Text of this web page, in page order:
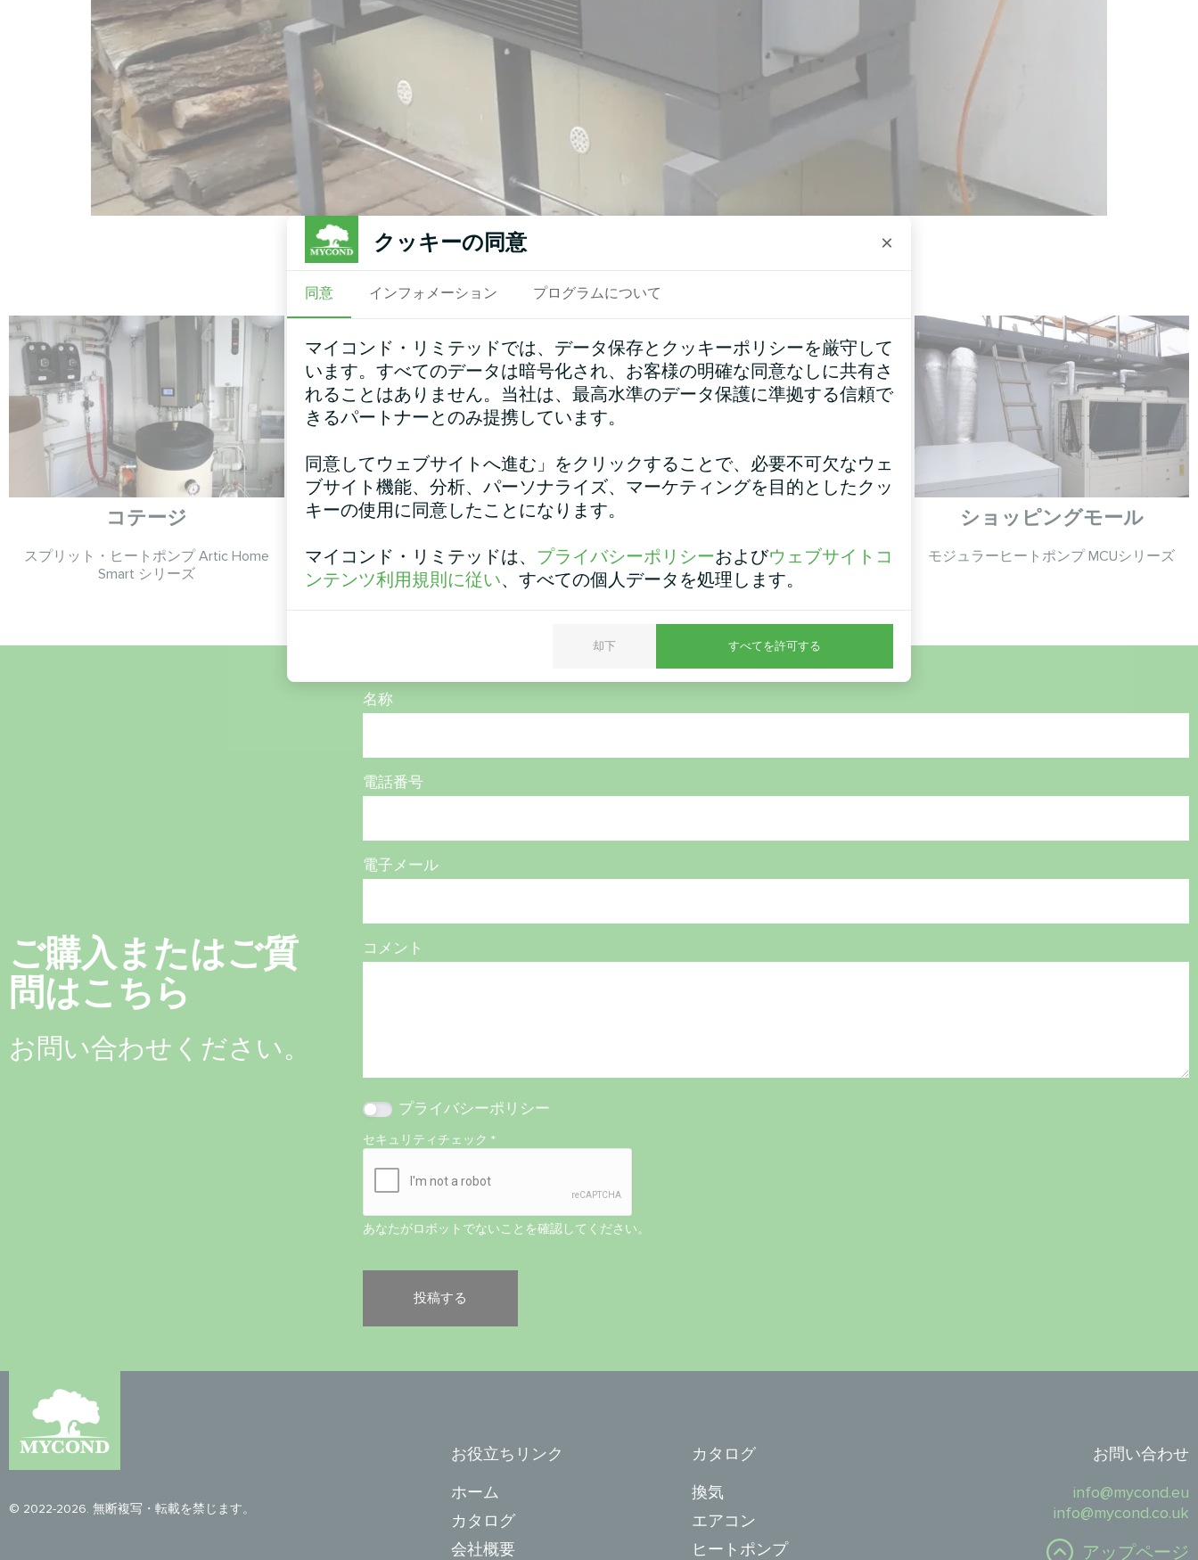
参照
コテージ
スプリット・ヒートポンプ Artic Home
Smart シリーズ
管理棟
モジュラーヒートポンプ MCUシリーズ
スプリットヒートポンプ マイコンドヘビシ
リーズ
ショッピングモール
モジュラーヒートポンプ MCUシリーズ
ご購入またはご質
問はこちら
お問い合わせください。
名称
電話番号
電子メール
コメント
プライバシーポリシー
セキュリティチェック*
あなたがロボットでないことを確認してください。
© 2022-2026. 無断複写・転載を禁じます。
お役立ちリンク
ホーム
カタログ
会社概要
カタログ
換気
エアコン
ヒートポンプ
お問い合わせ
info@mycond.eu
info@mycond.co.uk
アップページ
クッキーの同意 ×
同意 インフォメーション プログラムについて
マイコンド・リミテッドでは、データ保存とクッキーポリシーを厳守して
います。すべてのデータは暗号化され、お客様の明確な同意なしに共有さ
れることはありません。当社は、最高水準のデータ保護に準拠する信頼で
きるパートナーとのみ提携しています。
同意してウェブサイトへ進む」をクリックすることで、必要不可欠なウェ
ブサイト機能、分析、パーソナライズ、マーケティングを目的としたクッ
キーの使用に同意したことになります。
マイコンド・リミテッドは、 プライバシーポリシーおよびウェブサイトコ
ンテンツ利用規則に従い、すべての個人データを処理します。
却下 すべてを許可する